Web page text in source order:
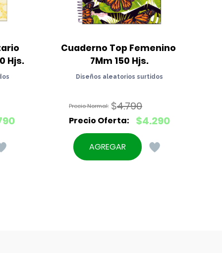
Hjs.
Cuaderno Top Femenino
7Mm 150 Hjs.
Diseños aleatorios surtidos
$4.790
El
precio
original
$4.290
El
precio
actual
AGREGAR